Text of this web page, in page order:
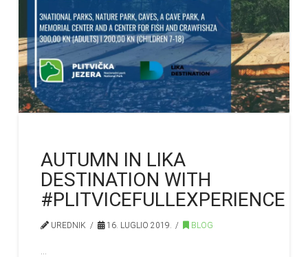
AUTUMN IN LIKA
DESTINATION WITH
#PLITVICEFULLEXPERIENCE
UREDNIK 16. LUGLIO 2019. BLOG
…